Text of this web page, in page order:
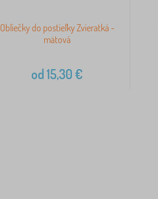
Obliečky do postieľky Zvieratká -
mätová
od15,30€